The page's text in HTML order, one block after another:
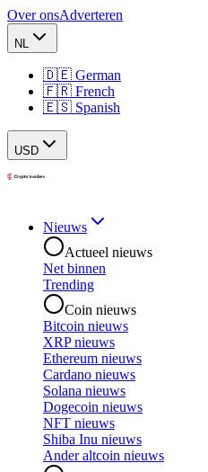
Over onsAdverteren
NL
🇩🇪 German
🇫🇷 French
🇪🇸 Spanish
USD
Nieuws
Actueel nieuws
Net binnen
Trending
Coin nieuws
Bitcoin nieuws
XRP nieuws
Ethereum nieuws
Cardano nieuws
Solana nieuws
Dogecoin nieuws
NFT nieuws
Shiba Inu nieuws
Ander altcoin nieuws